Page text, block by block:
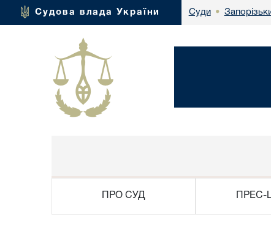
Судова влада України Суди •
ПРО СУД ПРЕС-